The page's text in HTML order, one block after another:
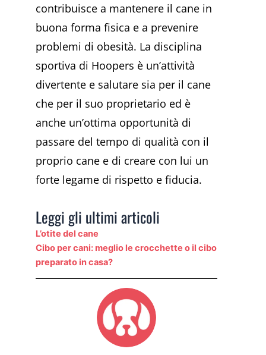
contribuisce a mantenere il cane in
buona forma fisica e a prevenire
problemi di obesità. La disciplina
sportiva di Hoopers è un’attività
divertente e salutare sia per il cane
che per il suo proprietario ed è
anche un’ottima opportunità di
passare del tempo di qualità con il
proprio cane e di creare con lui un
forte legame di rispetto e fiducia.
Leggi gli ultimi articoli
L’otite del cane
Cibo per cani: meglio le crocchette o il cibo
preparato in casa?